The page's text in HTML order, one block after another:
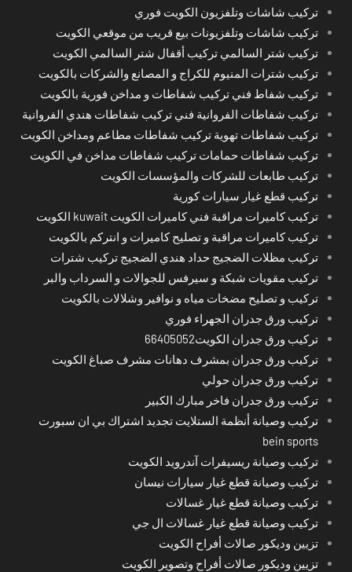
تركيب شاشات وتلفزيون الكويت فوري
تركيب شاشات وتلفزيونات بيع قريب من موقعي الكويت
تركيب شتر السالمي تركيب أقفال شتر السالمي الكويت
تركيب شترات المنيوم للكراج و المصانع والشركات بالكويت
تركيب شفاط فني تركيب شفاطات و مداخن فورية بالكويت
تركيب شفاطات الفروانية فني تركيب شفاطات هندي الفروانية
تركيب شفاطات تهوية تركيب شفاطات مطاعم ومداخن الكويت
تركيب شفاطات حمامات تركيب شفاطات مداخن في الكويت
تركيب طابعات للشركات والمؤسسات الكويت
تركيب قطع غيار سيارات كورية
تركيب كاميرات مراقبة فني كاميرات الكويت kuwait الكويت
تركيب كاميرات مراقبة و تصليح كاميرات و انتركم بالكويت
تركيب مظلات الضجيج حداد هندي الضجيج تركيب شترات
تركيب مقويات شبكة و سيرفس للجوالات و السرداب والبر
تركيب و تصليح مضخات مياه و نوافير وشلالات بالكويت
تركيب ورق جدران الجهراء فوري
تركيب ورق جدران الكويت66405052
تركيب ورق جدران بمشرف دهانات مشرف صباغ الكويت
تركيب ورق جدران حولي
تركيب ورق جدران فاخر مبارك الكبير
تركيب وصيانة أنظمة الستلايت تجديد اشتراك بي ان سبورت
bein sports
تركيب وصيانة ريسيفرات آندرويد الكويت
تركيب وصيانة قطع غيار سيارات نيسان
تركيب وصيانة قطع غيار غسالات
تركيب وصيانة قطع غيار غسالات ال جي
تزيين وديكور صالات أفراح الكويت
تزيين وديكور صالات أفراح وتصوير الكويت